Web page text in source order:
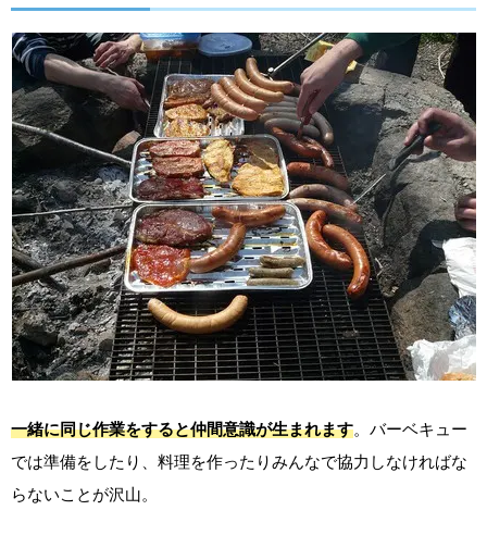
一緒に同じ作業をすると仲間意識が生まれます。バーベキュー
では準備をしたり、料理を作ったりみんなで協力しなければな
らないことが沢山。